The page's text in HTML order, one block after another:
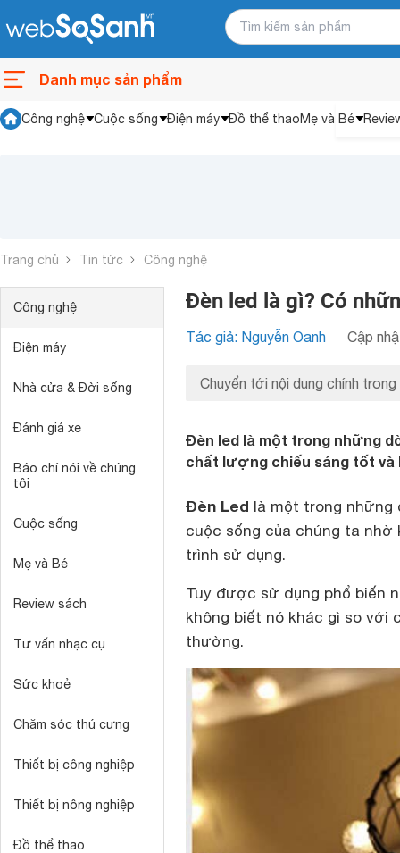
Danh mục sản phẩm
Công nghệ Cuộc sống Điện máy Đồ thể thaoMẹ và Bé
Trang chủ Tin tức Công nghệ
Công nghệ
Điện máy
Nhà cửa & Đời sống
Đánh giá xe
Báo chí nói về chúng
tôi
Cuộc sống
Mẹ và Bé
Review sách
Tư vấn nhạc cụ
Sức khoẻ
Chăm sóc thú cưng
Thiết bị công nghiệp
Thiết bị nông nghiệp
Đồ thể thao
Đèn led là gì? Có
Tác giả: Nguyễn Oanh Cập
Chuyển tới nội dung chính trong
Đèn led là một trong những
chất lượng chiếu sáng tốt
Đèn Led là một trong những
cuộc sống của chúng ta
trình sử dụng.
Tuy được sử dụng phổ biến
không biết nó khác gì so với
thường.